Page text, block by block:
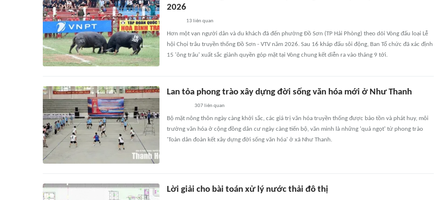
2026
13 liên quan
Hơn một vạn người dân và du khách đã đến phường Đồ Sơn (TP Hải Phòng) theo dõi Vòng đấu loại Lễ
hội Chọi trâu truyền thống Đồ Sơn - VTV năm 2026. Sau 16 kháp đấu sôi động, Ban Tổ chức đã xác định
15 'ông trâu' xuất sắc giành quyền góp mặt tại Vòng chung kết diễn ra vào tháng 9 tới.
Lan tỏa phong trào xây dựng đời sống văn hóa mới ở Như Thanh
307 liên quan
Bộ mặt nông thôn ngày càng khởi sắc, các giá trị văn hóa truyền thống được bảo tồn và phát huy, môi
trường văn hóa ở cộng đồng dân cư ngày càng tiến bộ, văn minh là những 'quả ngọt' từ phong trào
'Toàn dân đoàn kết xây dựng đời sống văn hóa' ở xã Như Thanh.
Lời giải cho bài toán xử lý nước thải đô thị